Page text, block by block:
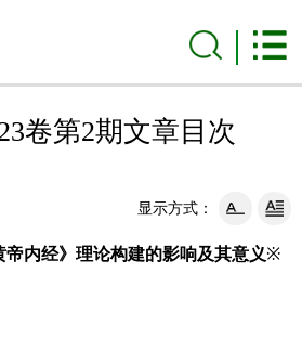
卷第2期文章目次
显示方式：
帝内经》理论构建的影响及其意义※